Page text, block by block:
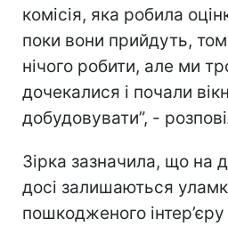
комісія, яка робила
поки вони прийдуть,
нічого робити, але ми
дочекалися і почали
добудовувати”, -
Зірка зазначила, що на
досі залишаються
пошкодженого